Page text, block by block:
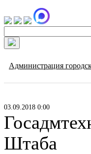
Администрация
03.09.2018 0:00
Штаба